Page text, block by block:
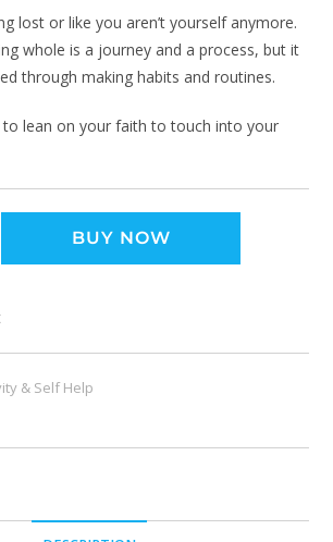
lost or like you aren’t yourself anymore.
whole is a journey and a process, but it
through making habits and routines.
to lean on your faith to touch into your
BUY NOW
& Self Help